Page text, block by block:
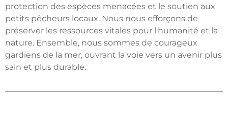
protection des espèces menacées et le soutien aux
petits pêcheurs locaux. Nous nous efforçons de
préserver les ressources vitales pour l'humanité et la
nature. Ensemble, nous sommes de courageux
gardiens de la mer, ouvrant la voie vers un avenir plus
sain et plus durable.